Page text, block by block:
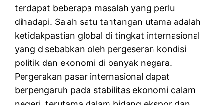
terdapat beberapa masalah yang perlu
dihadapi. Salah satu tantangan utama adalah
ketidakpastian global di tingkat internasional
yang disebabkan oleh pergeseran kondisi
politik dan ekonomi di banyak negara.
Pergerakan pasar internasional dapat
berpengaruh pada stabilitas ekonomi dalam